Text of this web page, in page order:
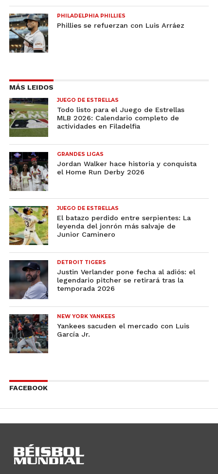
PHILADELPHIA PHILLIES
Phillies se refuerzan con Luis Arráez
MÁS LEIDOS
JUEGO DE ESTRELLAS
Todo listo para el Juego de Estrellas
MLB 2026: Calendario completo de
actividades en Filadelfia
GRANDES LIGAS
Jordan Walker hace historia y conquista
el Home Run Derby 2026
JUEGO DE ESTRELLAS
El batazo perdido entre serpientes: La
leyenda del jonrón más salvaje de
Junior Caminero
DETROIT TIGERS
Justin Verlander pone fecha al adiós: el
legendario pitcher se retirará tras la
temporada 2026
NEW YORK YANKEES
Yankees sacuden el mercado con Luis
García Jr.
FACEBOOK